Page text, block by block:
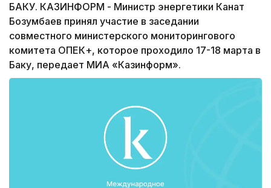
БАКУ. КАЗИНФОРМ - Министр энергетики Канат
Бозумбаев принял участие в заседании
совместного министерского мониторингового
комитета ОПЕК+, которое проходило 17-18 марта в
Баку, передает МИА «Казинформ».